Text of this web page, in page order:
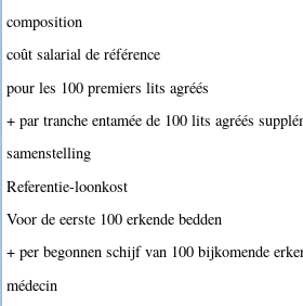
composition
coût salarial de référence
pour les 100 premiers lits agréés
+ par tranche entamée de 100 lits agréés
samenstelling
Referentie-loonkost
Voor de eerste 100 erkende bedden
+ per begonnen schijf van 100 bijkomende
médecin